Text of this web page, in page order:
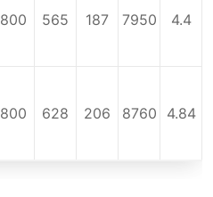
800 565 187 7950 4.4
800 628 206 8760 4.84